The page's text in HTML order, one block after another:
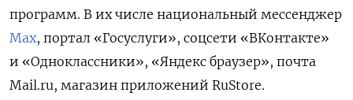
программ. В их числе национальный мессенджер
Max, портал «Госуслуги», соцсети «ВКонтакте»
и «Одноклассники», «Яндекс браузер», почта
Mail.ru, магазин приложений RuStore.